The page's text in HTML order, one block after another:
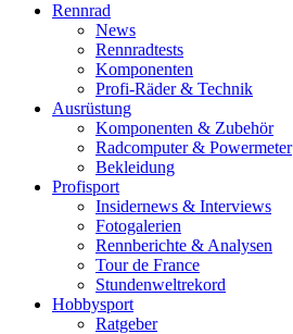
Rennrad
News
Rennradtests
Komponenten
Profi-Räder & Technik
Ausrüstung
Komponenten & Zubehör
Radcomputer & Powermeter
Bekleidung
Profisport
Insidernews & Interviews
Fotogalerien
Rennberichte & Analysen
Tour de France
Stundenweltrekord
Hobbysport
Ratgeber